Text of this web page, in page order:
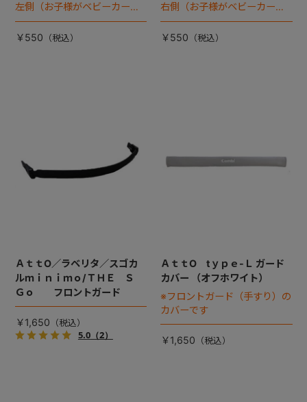
左側（お子様がベビーカーに
座った状態で右手側となりま
す）
￥550
右側（お子様がベビーカーに
座った状態で左手側となりま
す）
￥550
ＡｔｔO／ラベリタ／スゴカ
ルｍｉｎｉｍｏ/ＴＨＥ Ｓ
Ｇｏ フロントガード
￥1,650
5.0（2）
ＡｔｔO tｙｐｅ-Ｌ ガード
カバー （オフホワイト）
※フロントガード（手すり）の
カバーです
￥1,650